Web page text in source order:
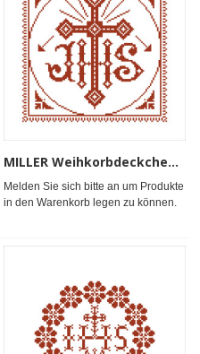
MILLER Weihkorbdeckchen, gekettelt 53x53cm
Melden Sie sich bitte an um Produkte
in den Warenkorb legen zu können.